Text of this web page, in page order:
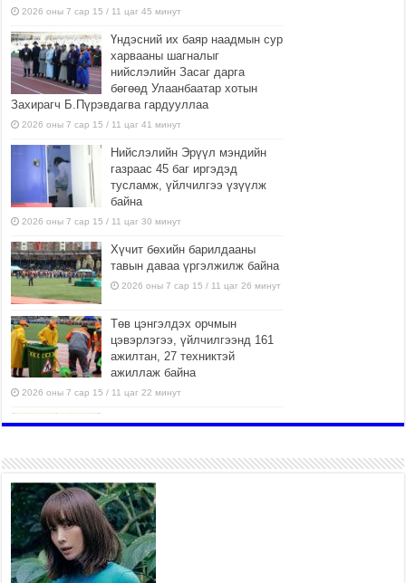
2026 оны 7 сар 15 / 11 цаг 45 минут
Үндэсний их баяр наадмын сур
харвааны шагналыг
нийслэлийн Засаг дарга
бөгөөд Улаанбаатар хотын
Захирагч Б.Пүрэвдагва гардууллаа
2026 оны 7 сар 15 / 11 цаг 41 минут
Нийслэлийн Эрүүл мэндийн
газраас 45 баг иргэдэд
тусламж, үйлчилгээ үзүүлж
байна
2026 оны 7 сар 15 / 11 цаг 30 минут
Хүчит бөхийн барилдааны
тавын даваа үргэлжилж байна
2026 оны 7 сар 15 / 11 цаг 26 минут
Төв цэнгэлдэх орчмын
цэвэрлэгээ, үйлчилгээнд 161
ажилтан, 27 техниктэй
ажиллаж байна
2026 оны 7 сар 15 / 11 цаг 22 минут
Наадмын амралтын өдрүүдэд
хуваарийн дагуу ажиллана
2026 оны 7 сар 15 / 11 цаг 18 минут
Үндэсний их баяр наадам
эхэллээ
2026 оны 7 сар 15 / 11 цаг 14 минут